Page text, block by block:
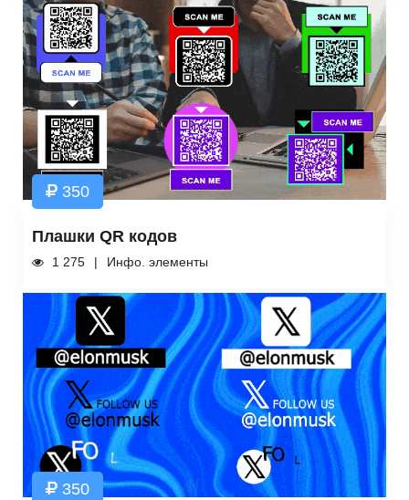
350
Плашки QR кодов
1 275 Инфо. элементы
350